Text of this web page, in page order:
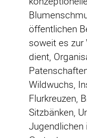
öffentlichen
soweit es zur
dient,
Wildwuchs,
Flurkreuzen,
Sitzbänken,
Jugendlichen